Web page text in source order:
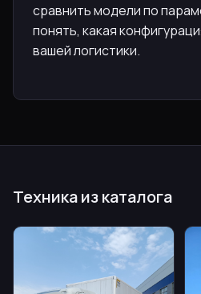
сравнить модели по
понять, какая
вашей логистики.
Техника из каталога